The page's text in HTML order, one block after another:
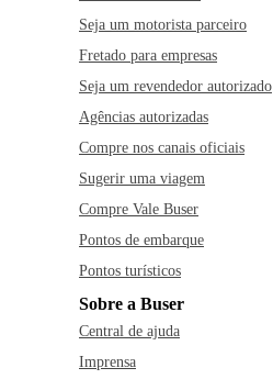
Seja um motorista parceiro
Fretado para empresas
Seja um revendedor autorizado
Agências autorizadas
Compre nos canais oficiais
Sugerir uma viagem
Compre Vale Buser
Pontos de embarque
Pontos turísticos
Sobre a Buser
Central de ajuda
Imprensa